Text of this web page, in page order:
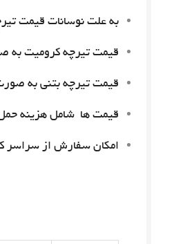
به علت نوسانات قیمت
قیمت تیرچه کرومیت به
قیمت تیرچه بتنی به
قیمت ها شامل هزینه
امکان سفارش از سراسر